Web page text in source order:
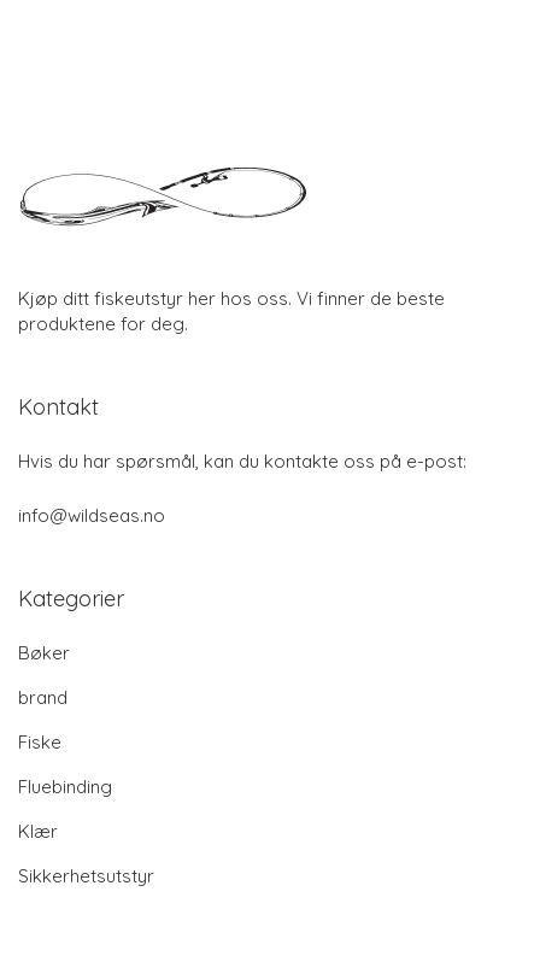
Kjøp ditt fiskeutstyr her hos oss. Vi finner de beste
produktene for deg.
Kontakt
Hvis du har spørsmål, kan du kontakte oss på e-post:
info@wildseas.no
Kategorier
Bøker
brand
Fiske
Fluebinding
Klær
Sikkerhetsutstyr